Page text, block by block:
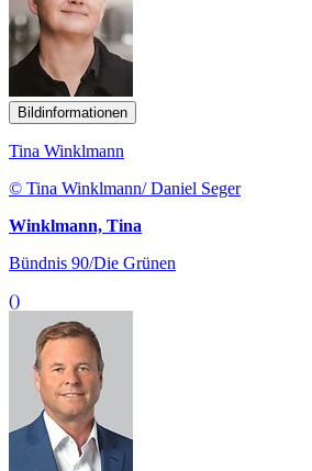
Bildinformationen
Tina Winklmann
© Tina Winklmann/ Daniel Seger
Winklmann, Tina
Bündnis 90/Die Grünen
()